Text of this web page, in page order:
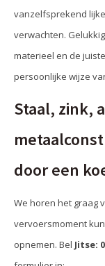
vanzelfsprekend
verwachten.
materieel en de
persoonlijke wijze
Staal, zink,
door een
We horen het graag
vervoersmoment
opnemen. Bel Jitse: